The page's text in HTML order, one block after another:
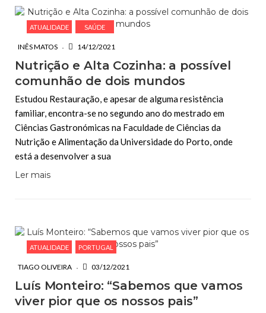
ATUALIDADE SAÚDE
INÊS MATOS 14/12/2021
Nutrição e Alta Cozinha: a possível
comunhão de dois mundos
Estudou Restauração, e apesar de alguma resistência
familiar, encontra-se no segundo ano do mestrado em
Ciências Gastronómicas na Faculdade de Ciências da
Nutrição e Alimentação da Universidade do Porto, onde
está a desenvolver a sua
Ler mais
ATUALIDADE PORTUGAL
TIAGO OLIVEIRA 03/12/2021
Luís Monteiro: “Sabemos que vamos
viver pior que os nossos pais”